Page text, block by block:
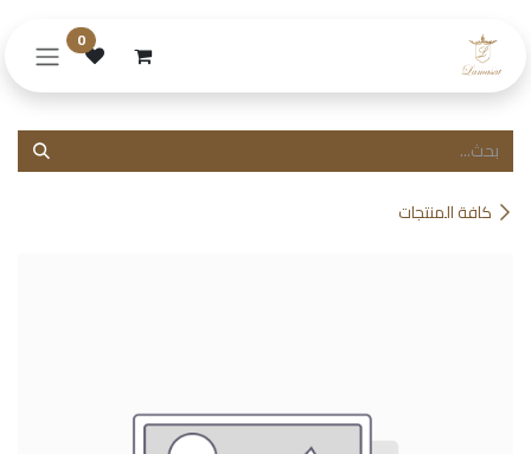
0
كافة المنتجات